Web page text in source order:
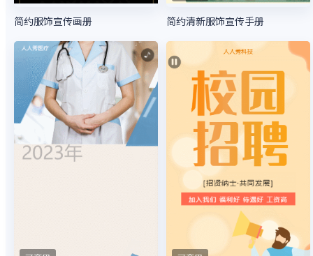
简约服饰宣传画册 简约清新服饰宣传手册